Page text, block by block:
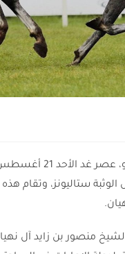
ستاليونز، وتقام
منصور بن زايد آل